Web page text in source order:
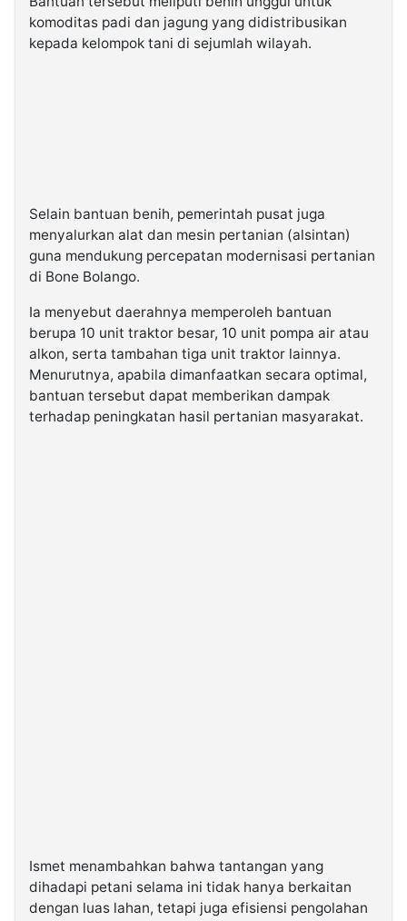
komoditas padi dan jagung yang didistribusikan
kepada kelompok tani di sejumlah wilayah.
Selain bantuan benih, pemerintah pusat juga
menyalurkan alat dan mesin pertanian (alsintan)
guna mendukung percepatan modernisasi pertanian
di Bone Bolango.
Ia menyebut daerahnya memperoleh bantuan
berupa 10 unit traktor besar, 10 unit pompa air atau
alkon, serta tambahan tiga unit traktor lainnya.
Menurutnya, apabila dimanfaatkan secara optimal,
bantuan tersebut dapat memberikan dampak
terhadap peningkatan hasil pertanian masyarakat.
Ismet menambahkan bahwa tantangan yang
dihadapi petani selama ini tidak hanya berkaitan
dengan luas lahan, tetapi juga efisiensi pengolahan